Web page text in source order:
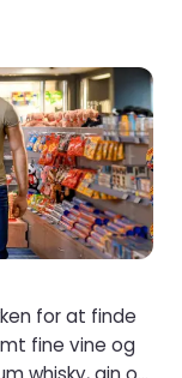
for at finde
fine vine og